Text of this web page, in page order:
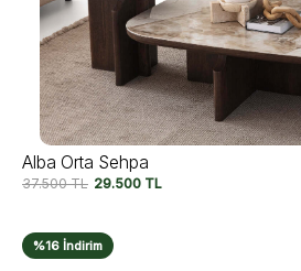
Alba Orta Sehpa
37.500TL 29.500 TL
%16 İndirim